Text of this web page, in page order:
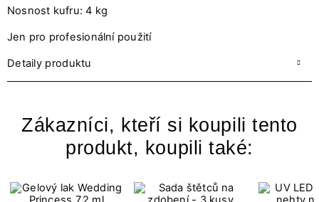
Nosnost kufru: 4 kg
Jen pro profesionální použití
Detaily produktu
Zákazníci, kteří si koupili tento
produkt, koupili také: